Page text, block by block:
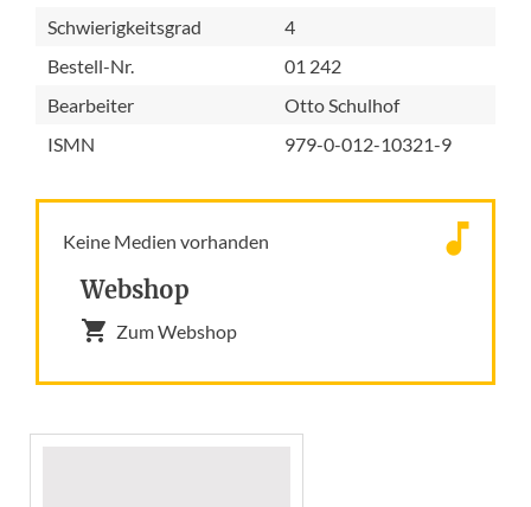
Schwierigkeitsgrad
4
Bestell-Nr.
01 242
Bearbeiter
Otto Schulhof
ISMN
979-0-012-10321-9
Keine Medien vorhanden
Webshop
Zum Webshop